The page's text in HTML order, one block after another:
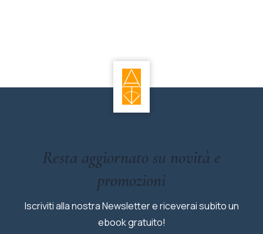
Resta aggiornato su novità e
promozioni
Iscriviti alla nostra Newsletter e riceverai subito un
ebook gratuito!